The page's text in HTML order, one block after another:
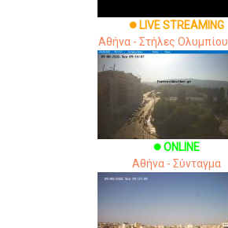
brightness_1 LIVE STREAMING
Αθήνα - Στήλες
brightness_1 ONLINE
Αθήνα - Σύνταγμα